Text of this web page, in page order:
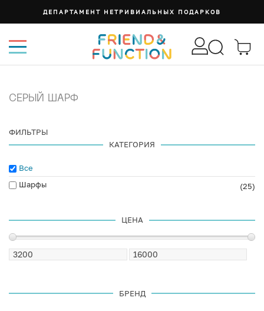
ДЕПАРТАМЕНТ НЕТРИВИАЛЬНЫХ ПОДАРКОВ
СЕРЫЙ ШАРФ
ФИЛЬТРЫ
КАТЕГОРИЯ
Все
Шарфы
(25)
ЦЕНА
БРЕНД